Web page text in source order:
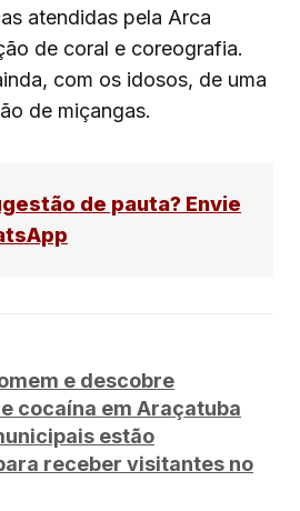
atendidas pela Arca
de coral e coreografia.
com os idosos, de uma
de miçangas.
de pauta? Envie
e descobre
cocaína em Araçatuba
estão
receber visitantes no